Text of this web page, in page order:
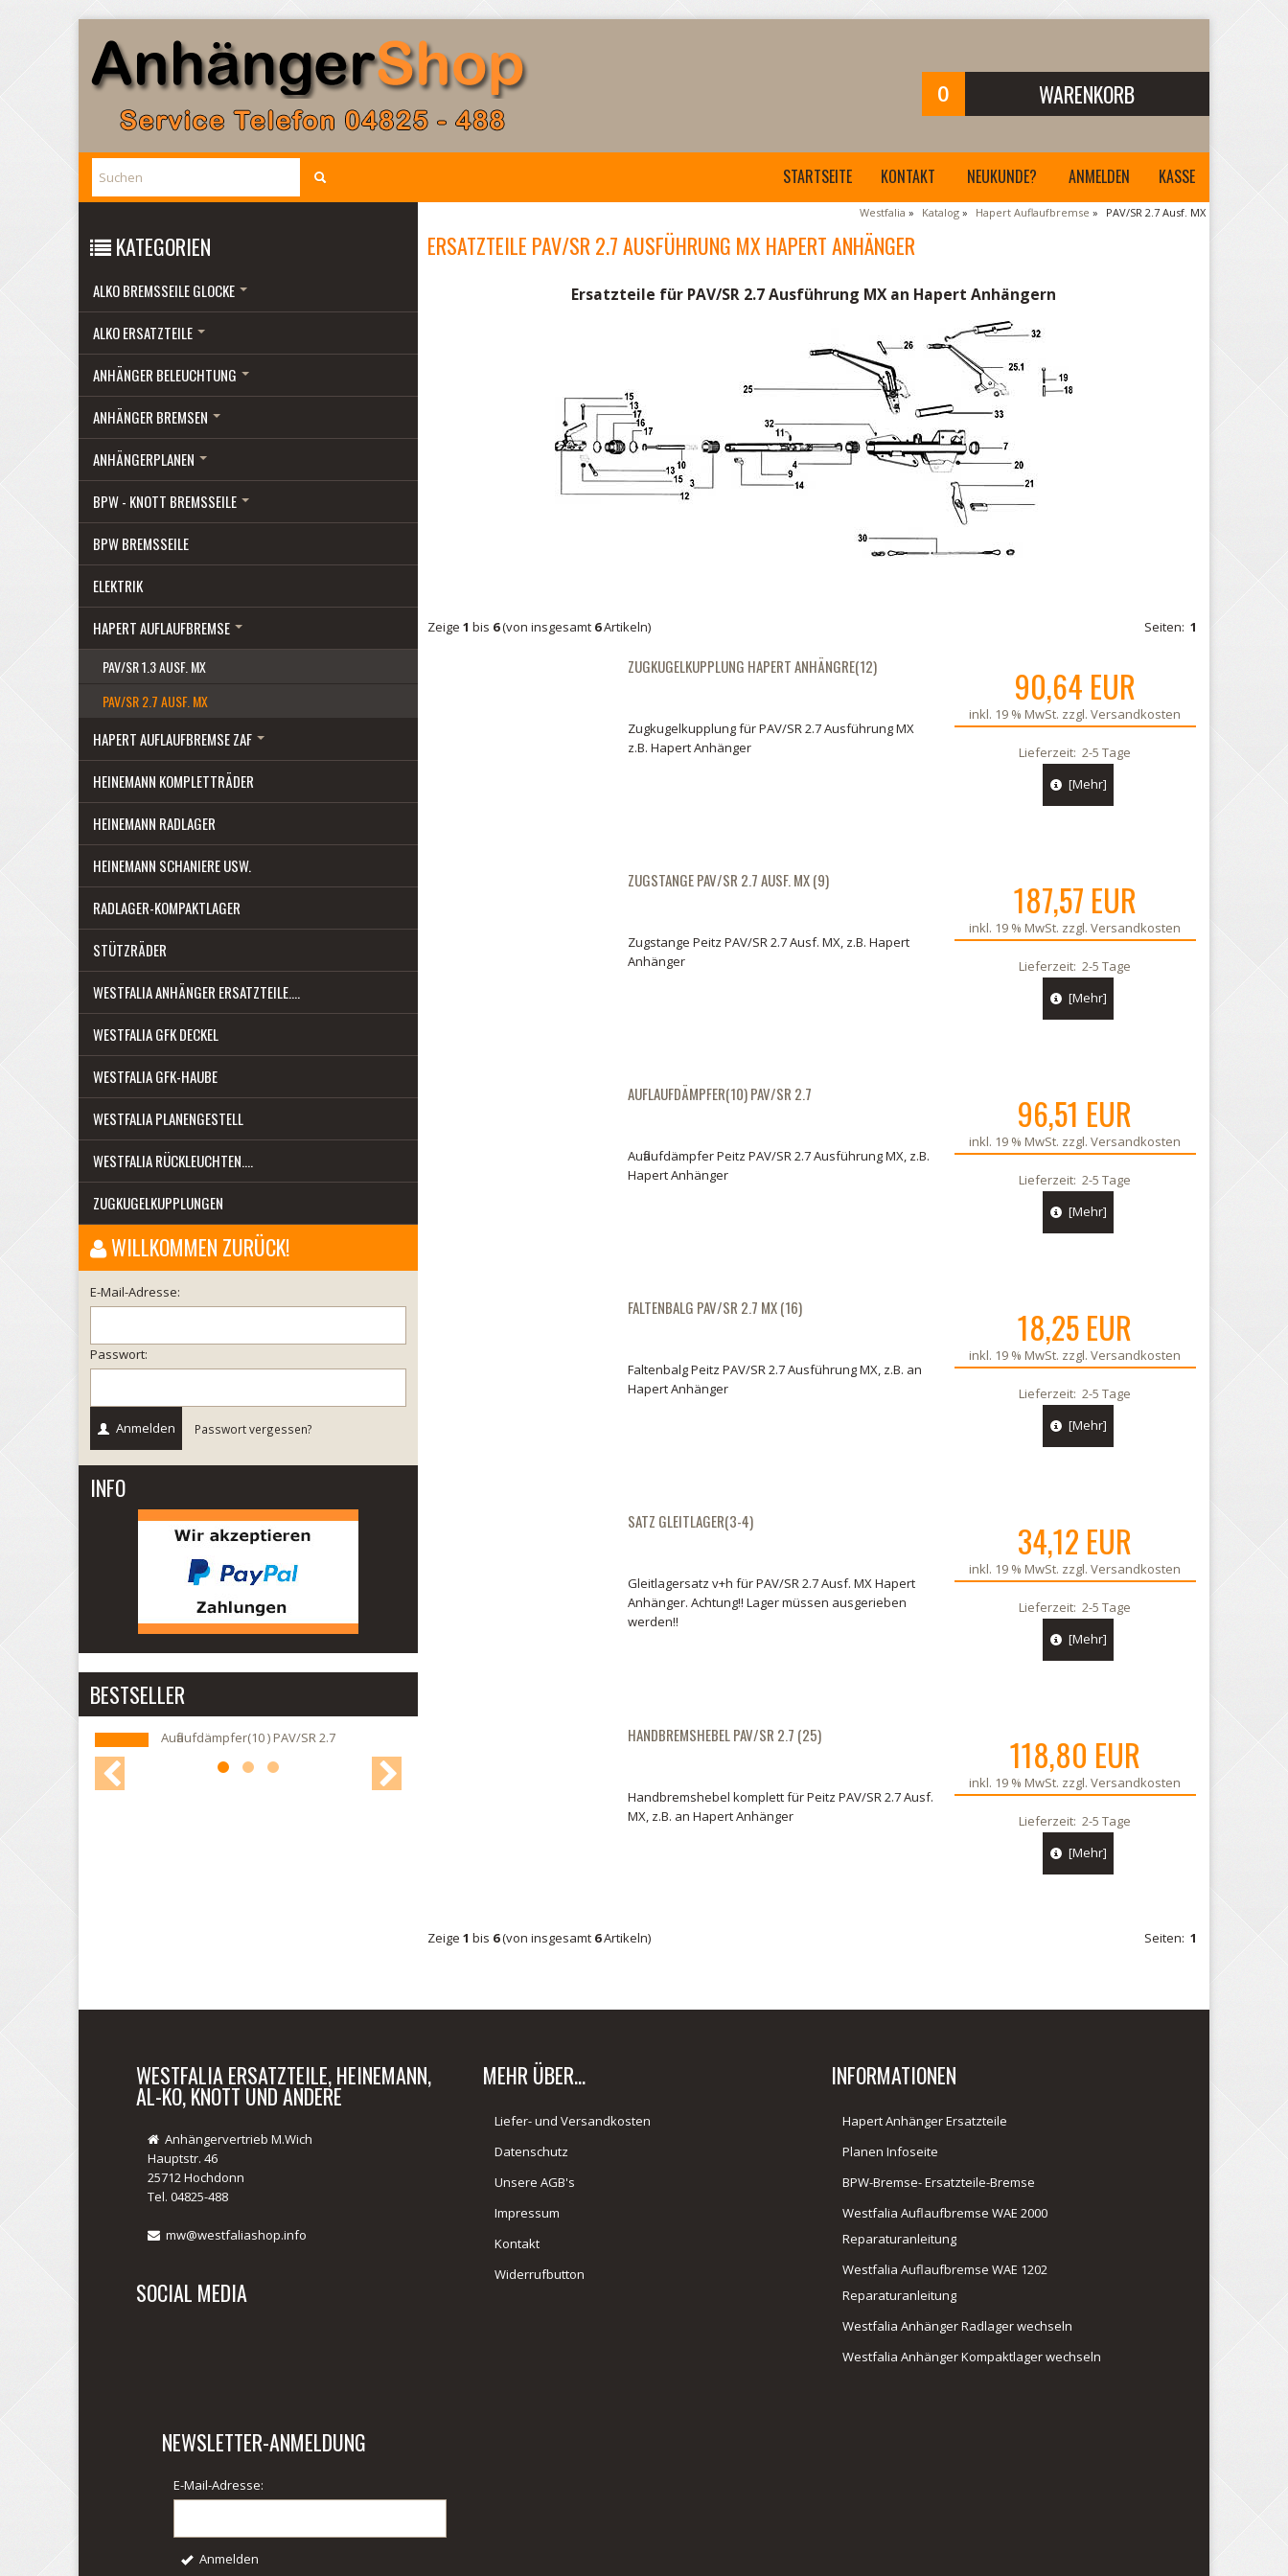
0 WARENKORB
STARTSEITE KONTAKT NEUKUNDE? ANMELDEN KASSE
Westfalia » Katalog » Hapert Auflaufbremse » PAV/SR 2.7 Ausf. MX
ERSATZTEILE PAV/SR 2.7 AUSFÜHRUNG MX HAPERT ANHÄNGER
Ersatzteile für PAV/SR 2.7 Ausführung MX an Hapert Anhängern
Zeige 1 bis 6(von insgesamt 6Artikeln) Seiten: 1
ZUGKUGELKUPPLUNG HAPERT ANHÄNGRE(12)
Zugkugelkupplung für PAV/SR 2.7 Ausführung MX
z.B. Hapert Anhänger
90,64 EUR
inkl. 19 % MwSt. zzgl.Versandkosten
Lieferzeit:2-5 Tage
[Mehr]
ZUGSTANGE PAV/SR 2.7 AUSF. MX (9)
Zugstange Peitz PAV/SR 2.7 Ausf. MX, z.B. Hapert
Anhänger
187,57 EUR
inkl. 19 % MwSt. zzgl.Versandkosten
Lieferzeit:2-5 Tage
[Mehr]
AUFLAUFDÄMPFER(10) PAV/SR 2.7
Auflaufdämpfer Peitz PAV/SR 2.7 Ausführung MX, z.B.
Hapert Anhänger
96,51 EUR
inkl. 19 % MwSt. zzgl.Versandkosten
Lieferzeit:2-5 Tage
[Mehr]
FALTENBALG PAV/SR 2.7 MX (16)
Faltenbalg Peitz PAV/SR 2.7 Ausführung MX, z.B. an
Hapert Anhänger
18,25 EUR
inkl. 19 % MwSt. zzgl.Versandkosten
Lieferzeit:2-5 Tage
[Mehr]
SATZ GLEITLAGER(3-4)
Gleitlagersatz v+h für PAV/SR 2.7 Ausf. MX Hapert
Anhänger. Achtung!! Lager müssen ausgerieben
werden!!
34,12 EUR
inkl. 19 % MwSt. zzgl.Versandkosten
Lieferzeit:2-5 Tage
[Mehr]
HANDBREMSHEBEL PAV/SR 2.7 (25)
Handbremshebel komplett für Peitz PAV/SR 2.7 Ausf.
MX, z.B. an Hapert Anhänger
118,80 EUR
inkl. 19 % MwSt. zzgl.Versandkosten
Lieferzeit:2-5 Tage
[Mehr]
Zeige 1 bis 6(von insgesamt 6Artikeln) Seiten: 1
KATEGORIEN
ALKO BREMSSEILE GLOCKE
ALKO ERSATZTEILE
ANHÄNGER BELEUCHTUNG
ANHÄNGER BREMSEN
ANHÄNGERPLANEN
BPW - KNOTT BREMSSEILE
BPW BREMSSEILE
ELEKTRIK
HAPERT AUFLAUFBREMSE
PAV/SR 1.3 AUSF. MX
PAV/SR 2.7 AUSF. MX
HAPERT AUFLAUFBREMSE ZAF
HEINEMANN KOMPLETTRÄDER
HEINEMANN RADLAGER
HEINEMANN SCHANIERE USW.
RADLAGER-KOMPAKTLAGER
STÜTZRÄDER
WESTFALIA ANHÄNGER ERSATZTEILE....
WESTFALIA GFK DECKEL
WESTFALIA GFK-HAUBE
WESTFALIA PLANENGESTELL
WESTFALIA RÜCKLEUCHTEN....
ZUGKUGELKUPPLUNGEN
WILLKOMMEN ZURÜCK!
E-Mail-Adresse:
Passwort:
Anmelden Passwort vergessen?
INFO
BESTSELLER
Faltenbalg PAV/SR 2.7 MX (16) Handbremshebel PAV/SR 2.7 (25)
WESTFALIA ERSATZTEILE, HEINEMANN,
AL-KO, KNOTT UND ANDERE
Anhängervertrieb M.Wich
Hauptstr. 46
25712 Hochdonn
Tel. 04825-488
mw@westfaliashop.info
SOCIAL MEDIA
MEHR ÜBER...
Liefer- und Versandkosten
Datenschutz
Unsere AGB's
Impressum
Kontakt
Widerrufbutton
INFORMATIONEN
Hapert Anhänger Ersatzteile
Planen Infoseite
BPW-Bremse- Ersatzteile-Bremse
Westfalia Auflaufbremse WAE 2000
Reparaturanleitung
Westfalia Auflaufbremse WAE 1202
Reparaturanleitung
Westfalia Anhänger Radlager wechseln
Westfalia Anhänger Kompaktlager wechseln
NEWSLETTER-ANMELDUNG
E-Mail-Adresse:
Anmelden